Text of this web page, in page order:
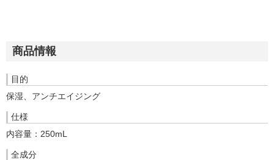
商品情報
目的
保湿、アンチエイジング
仕様
内容量：250mL
全成分